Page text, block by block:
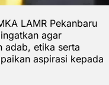
LAMR Pekanbaru
agar
adab, etika serta
aspirasi kepada